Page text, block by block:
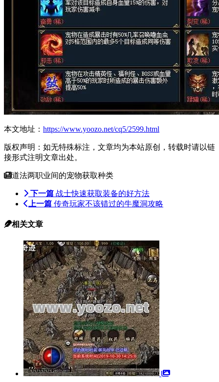
本文地址： https://www.yoozo.net/cq5/2599.html
版权声明：如无特殊标注，文章均为本站原创，转载时请以链
接形式注明文章出处。
道法两职业间的宠物获取种类
下一篇 战士快速获取装备的好方法
上一篇 传奇玩家不该错过的牛魔洞攻略
相关文章